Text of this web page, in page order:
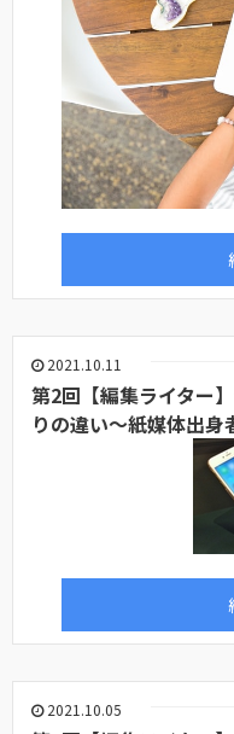
2021.10.11
第2回【編集ライター
りの違い～紙媒体出
2021.10.05